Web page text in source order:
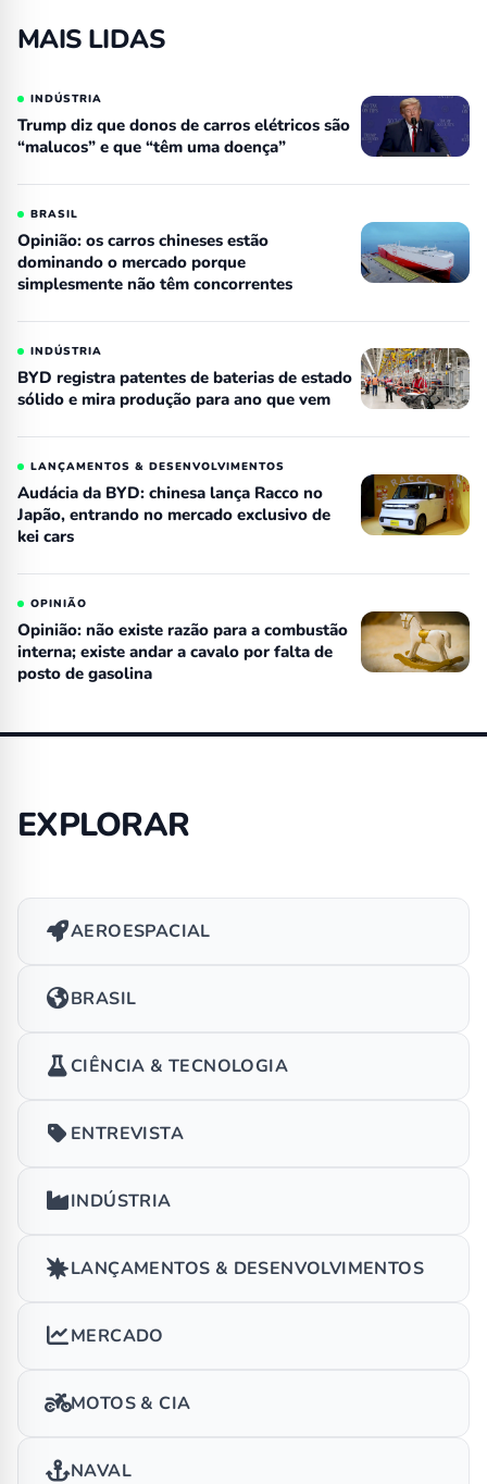
MAIS LIDAS
INDÚSTRIA
Trump diz que donos de carros elétricos são
“malucos” e que “têm uma doença”
BRASIL
Opinião: os carros chineses estão
dominando o mercado porque
simplesmente não têm concorrentes
INDÚSTRIA
BYD registra patentes de baterias de estado
sólido e mira produção para ano que vem
LANÇAMENTOS & DESENVOLVIMENTOS
Audácia da BYD: chinesa lança Racco no
Japão, entrando no mercado exclusivo de
kei cars
OPINIÃO
Opinião: não existe razão para a combustão
interna; existe andar a cavalo por falta de
posto de gasolina
EXPLORAR
AEROESPACIAL
BRASIL
CIÊNCIA & TECNOLOGIA
ENTREVISTA
INDÚSTRIA
LANÇAMENTOS & DESENVOLVIMENTOS
MERCADO
MOTOS & CIA
NAVAL